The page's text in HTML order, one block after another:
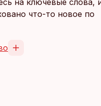
на ключевые слова,
что-то новое по